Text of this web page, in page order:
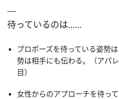
待っているのは……
プロポーズを待っている姿勢
勢は相手にも伝わる。（アパ
目）
女性からのアプローチを待っ